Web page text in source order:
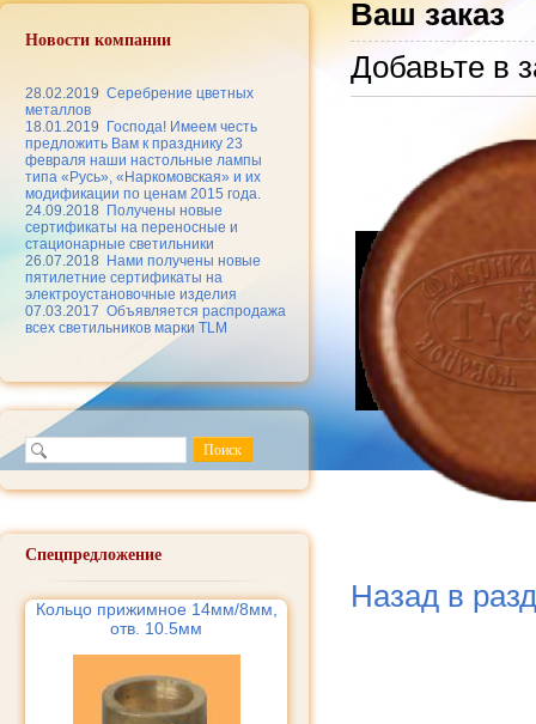
Новости компании
28.02.2019 Серебрение цветных
металлов
18.01.2019
Господа! Имеем честь
предложить Вам к празднику 23
февраля наши настольные лампы
типа «Русь», «Наркомовская» и их
модификации по ценам 2015 года.
24.09.2018
Получены новые
сертификаты на переносные и
стационарные светильники
26.07.2018
Нами получены новые
пятилетние сертификаты на
электроустановочные изделия
07.03.2017 Объявляется распродажа
всех светильников марки TLM
Спецпредложение
Кольцо прижимное 14мм/8мм,
отв. 10.5мм
Ваш заказ
Добавьте в
Назад в